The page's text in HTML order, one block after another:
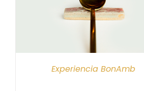
Experiencia BonAmb
SELECCIONAR IMPORTE